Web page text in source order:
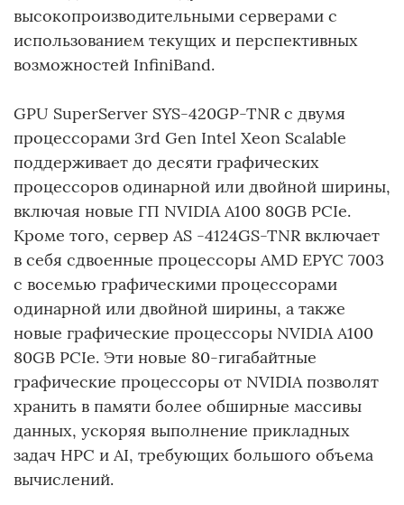
высокопроизводительными серверами с
использованием текущих и перспективных
возможностей InfiniBand.
GPU SuperServer SYS-420GP-TNR с двумя
процессорами 3rd Gen Intel Xeon Scalable
поддерживает до десяти графических
процессоров одинарной или двойной ширины,
включая новые ГП NVIDIA A100 80GB PCIe.
Кроме того, сервер AS -4124GS-TNR включает
в себя сдвоенные процессоры AMD EPYC 7003
с восемью графическими процессорами
одинарной или двойной ширины, а также
новые графические процессоры NVIDIA A100
80GB PCIe. Эти новые 80-гигабайтные
графические процессоры от NVIDIA позволят
хранить в памяти более обширные массивы
данных, ускоряя выполнение прикладных
задач HPC и AI, требующих большого объема
вычислений.